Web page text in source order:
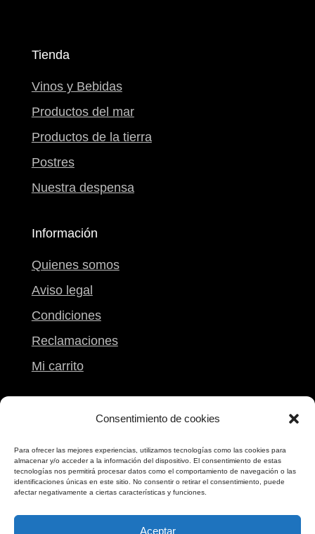
Consentimiento de cookies
Para ofrecer las mejores experiencias, utilizamos tecnologías como las cookies para
almacenar y/o acceder a la información del dispositivo. El consentimiento de estas
tecnologías nos permitirá procesar datos como el comportamiento de navegación o las
identificaciones únicas en este sitio. No consentir o retirar el consentimiento, puede
afectar negativamente a ciertas características y funciones.
Aceptar
Tienda
Vinos y Bebidas
Productos del mar
Productos de la tierra
Postres
Nuestra despensa
Información
Quienes somos
Aviso legal
Condiciones
Reclamaciones
Mi carrito
Pontevedra
986 861 612
698 173 173